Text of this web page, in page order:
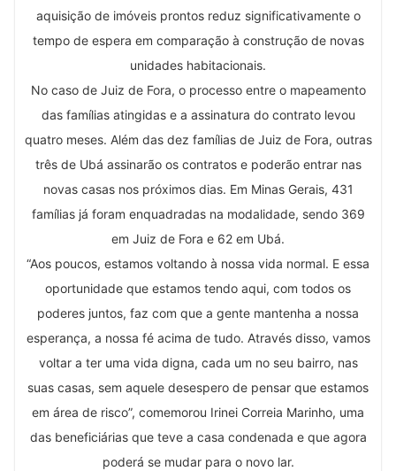
aquisição de imóveis prontos reduz significativamente o
tempo de espera em comparação à construção de novas
unidades habitacionais.
No caso de Juiz de Fora, o processo entre o mapeamento
das famílias atingidas e a assinatura do contrato levou
quatro meses. Além das dez famílias de Juiz de Fora, outras
três de Ubá assinarão os contratos e poderão entrar nas
novas casas nos próximos dias. Em Minas Gerais, 431
famílias já foram enquadradas na modalidade, sendo 369
em Juiz de Fora e 62 em Ubá.
“Aos poucos, estamos voltando à nossa vida normal. E essa
oportunidade que estamos tendo aqui, com todos os
poderes juntos, faz com que a gente mantenha a nossa
esperança, a nossa fé acima de tudo. Através disso, vamos
voltar a ter uma vida digna, cada um no seu bairro, nas
suas casas, sem aquele desespero de pensar que estamos
em área de risco”, comemorou Irinei Correia Marinho, uma
das beneficiárias que teve a casa condenada e que agora
poderá se mudar para o novo lar.